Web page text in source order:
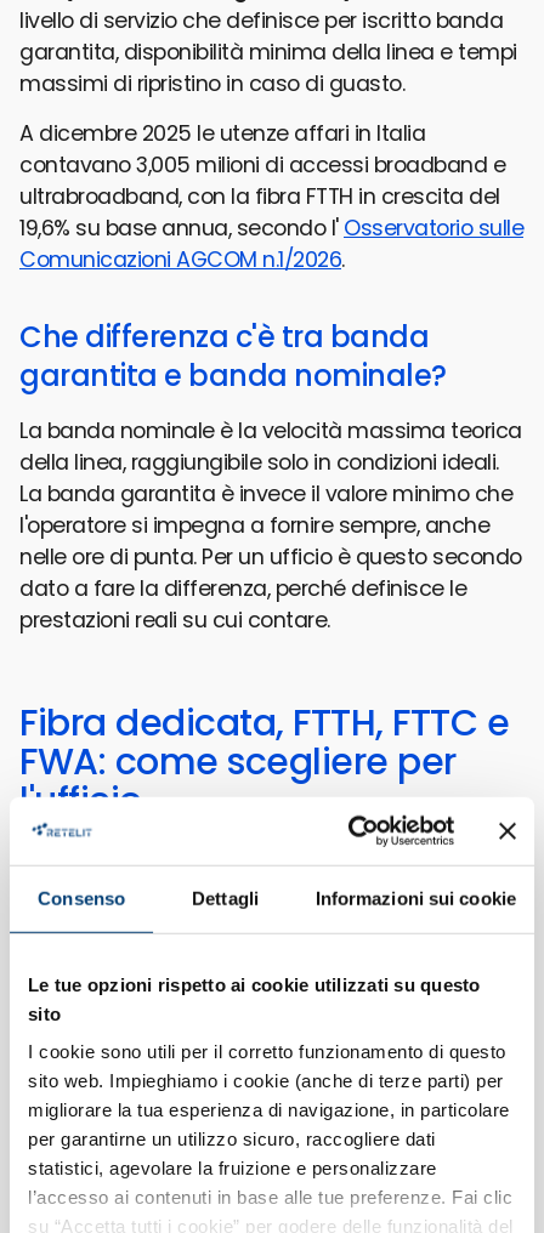
Consenso Dettagli Informazioni sui cookie
Le tue opzioni rispetto ai cookie utilizzati su questo
sito
I cookie sono utili per il corretto funzionamento di questo
sito web. Impieghiamo i cookie (anche di terze parti) per
migliorare la tua esperienza di navigazione, in particolare
per garantirne un utilizzo sicuro, raccogliere dati
statistici, agevolare la fruizione e personalizzare
l’accesso ai contenuti in base alle tue preferenze. Fai clic
su “Accetta tutti i cookie” per godere delle funzionalità del
livello di servizio che definisce per iscritto banda
garantita, disponibilità minima della linea e tempi
massimi di ripristino in caso di guasto.
A dicembre 2025 le utenze affari in Italia
contavano 3,005 milioni di accessi broadband e
ultrabroadband, con la fibra FTTH in crescita del
19,6% su base annua, secondo l' Osservatorio sulle
Comunicazioni AGCOM n.1/2026.
Che differenza c'è tra banda
garantita e banda nominale?
La banda nominale è la velocità massima teorica
della linea, raggiungibile solo in condizioni ideali.
La banda garantita è invece il valore minimo che
l'operatore si impegna a fornire sempre, anche
nelle ore di punta. Per un ufficio è questo secondo
dato a fare la differenza, perché definisce le
prestazioni reali su cui contare.
Fibra dedicata, FTTH, FTTC e
FWA: come scegliere per
l'ufficio
La scelta dipende da quanto la rete è critica per
l'attività. FTTC e FWA (Fixed Wireless Access)
coprono esigenze di base, FTTH offre buone
banda e tempi di ripristino certi.
A dicembre 2025 gli accessi FTTH in Italia erano
7,01 milioni, in crescita del 19,6% in un'anno, mentre
l FTTC calava dell 8,9%, secondo l'Osservatorio
sulle Comunicazioni AGCOM n.1/2026.
Ogni tecnologia ha un profilo d'uso diverso. Per
orientarti, conviene confrontare le opzioni sui